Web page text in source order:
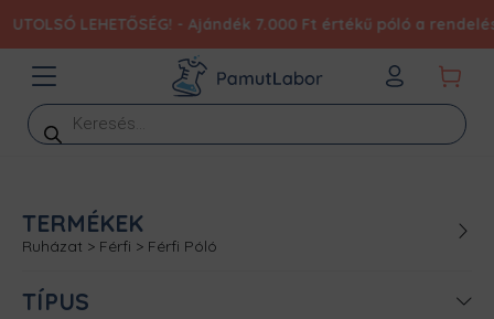
LEHETŐSÉG! - Ajándék 7.000 Ft értékű póló a
Products
search
TERMÉKEK
Ruházat > Férfi > Férfi Póló
TÍPUS